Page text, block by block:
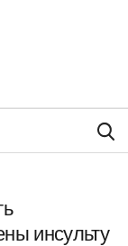
инсульту